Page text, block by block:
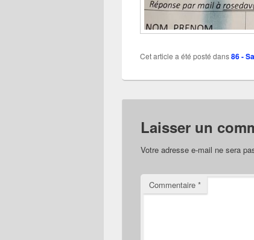
Cet article a été posté dans86 -
Laisser un
Votre adresse e-mail ne sera
Commentaire *